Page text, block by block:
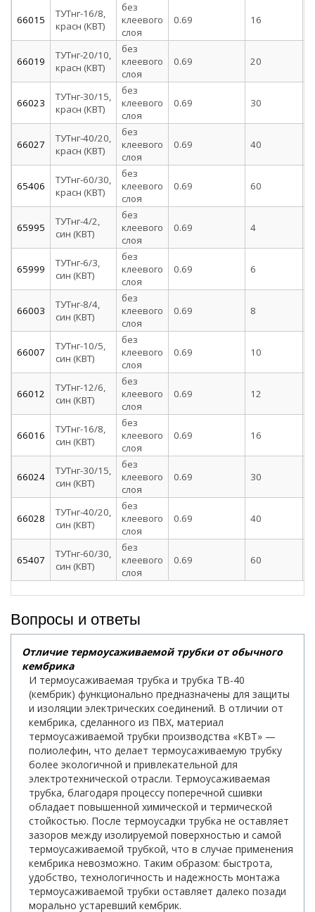
66015
ТУТнг-16/8,
красн (КВТ)
без
клеевого
слоя
0.69 16
66019
ТУТнг-20/10,
красн (КВТ)
без
клеевого
слоя
0.69 20
66023
ТУТнг-30/15,
красн (КВТ)
без
клеевого
слоя
0.69 30
66027
ТУТнг-40/20,
красн (КВТ)
без
клеевого
слоя
0.69 40
65406
ТУТнг-60/30,
красн (КВТ)
без
клеевого
слоя
0.69 60
65995
ТУТнг-4/2,
син (КВТ)
без
клеевого
слоя
0.69 4
65999
ТУТнг-6/3,
син (КВТ)
без
клеевого
слоя
0.69 6
66003
ТУТнг-8/4,
син (КВТ)
без
клеевого
слоя
0.69 8
66007
ТУТнг-10/5,
син (КВТ)
без
клеевого
слоя
0.69 10
66012
ТУТнг-12/6,
син (КВТ)
без
клеевого
слоя
0.69 12
66016
ТУТнг-16/8,
син (КВТ)
без
клеевого
слоя
0.69 16
66024
ТУТнг-30/15,
син (КВТ)
без
клеевого
слоя
0.69 30
66028
ТУТнг-40/20,
син (КВТ)
без
клеевого
слоя
0.69 40
65407
ТУТнг-60/30,
син (КВТ)
без
клеевого
слоя
0.69 60
Вопросы и ответы
Отличие термоусаживаемой трубки от обычного
кембрика
И термоусаживаемая трубка и трубка ТВ-40
(кембрик) функционально предназначены для защиты
и изоляции электрических соединений. В отличии от
кембрика, сделанного из ПВХ, материал
термоусаживаемой трубки производства «КВТ» —
полиолефин, что делает термоусаживаемую трубку
более экологичной и привлекательной для
электротехнической отрасли. Термоусаживаемая
трубка, благодаря процессу поперечной сшивки
обладает повышенной химической и термической
стойкостью. После термоусадки трубка не оставляет
зазоров между изолируемой поверхностью и самой
термоусаживаемой трубкой, что в случае применения
кембрика невозможно. Таким образом: быстрота,
удобство, технологичность и надежность монтажа
термоусаживаемой трубки оставляет далеко позади
морально устаревший кембрик.